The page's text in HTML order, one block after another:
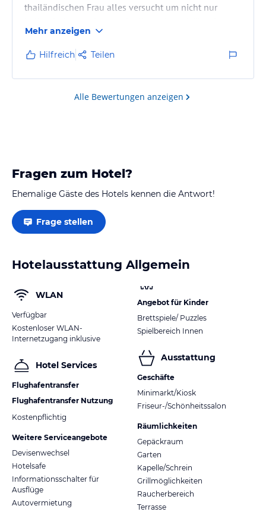
thailändischen Frau alles versucht um nicht nur
befriedigen. hilft bei touren und kann auch diese
organisieren. Die Ruhe und der nahe Strand sind
traumhaft. Motorbikes für größere Erkundungen des
Umlandes sind zu mieten. Wifi und ein
Whirlpool(clorfrei) sind auch vorhanden. Der
Mehr anzeigen
Hilfreich Teilen
Alle Bewertungen anzeigen
Fragen zum Hotel?
Ehemalige Gäste des Hotels kennen die Antwort!
Frage stellen
Hotelausstattung Allgemein
WLAN
Verfügbar
Kostenloser WLAN-
Internetzugang inklusive
Hotel Services
Flughafentransfer
Flughafentransfer Nutzung
Kostenpflichtig
Weitere Serviceangebote
Devisenwechsel
Hotelsafe
Informationsschalter für
Ausflüge
Autovermietung
Angebot für Kinder
Brettspiele/ Puzzles
Spielbereich Innen
Ausstattung
Geschäfte
Minimarkt/Kiosk
Friseur-/Schönheitssalon
Räumlichkeiten
Gepäckraum
Garten
Kapelle/Schrein
Grillmöglichkeiten
Raucherbereich
Terrasse